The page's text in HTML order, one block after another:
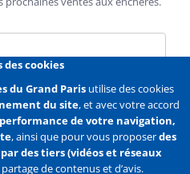
de la Chambre des
de Paris.
plus
des cookies
du Grand Parisutilise des cookies
du site, et avec votre accord
de votre navigation,
, ainsi que pour vous proposerdes
des tiers (vidéos et réseaux
de contenus et d’avis.